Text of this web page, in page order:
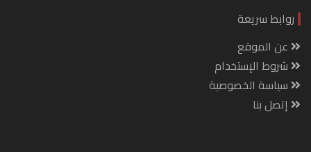
روابط سريعة
عن الموقع
شروط الإستخدام
سياسة الخصوصية
إتصل بنا